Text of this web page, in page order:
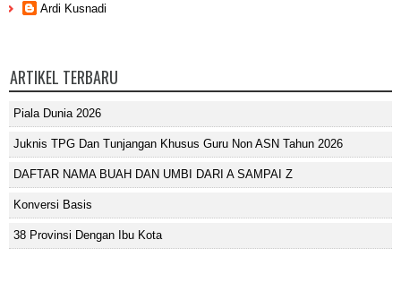
Ardi Kusnadi
ARTIKEL TERBARU
Piala Dunia 2026
Juknis TPG Dan Tunjangan Khusus Guru Non ASN Tahun 2026
DAFTAR NAMA BUAH DAN UMBI DARI A SAMPAI Z
Konversi Basis
38 Provinsi Dengan Ibu Kota